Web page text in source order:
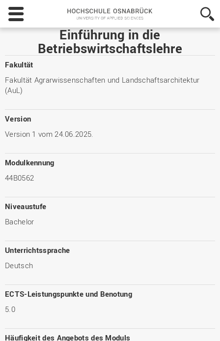
Hochschule
Osnabrück
-
of
Applied
Einführung in die
Betriebswirtschaftslehre
Fakultät
Fakultät Agrarwissenschaften und Landschaftsarchitektur
(AuL)
Version
Version 1 vom 24.06.2025.
Modulkennung
44B0562
Niveaustufe
Bachelor
Unterrichtssprache
Deutsch
ECTS-Leistungspunkte und Benotung
5.0
Häufigkeit des Angebots des Moduls